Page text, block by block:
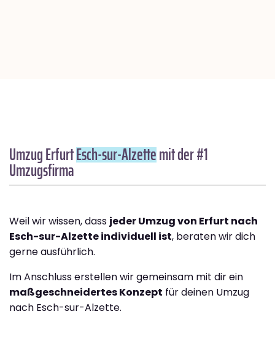
Umzug ErfurtEsch-sur-Alzettemit der #1
Umzugsfirma
Weil wir wissen, dass jeder Umzug von Erfurt nach
Esch-sur-Alzette individuell ist, beraten wir dich
gerne ausführlich.
Im Anschluss erstellen wir gemeinsam mit dir ein
maßgeschneidertes Konzept für deinen Umzug
nach Esch-sur-Alzette.